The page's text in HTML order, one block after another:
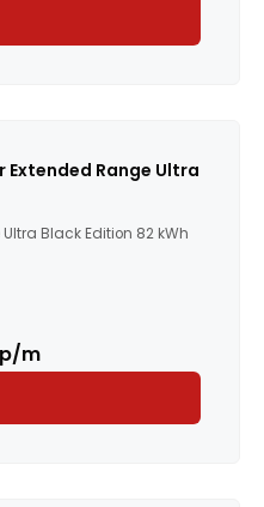
Extended Range Ultra
Black Edition 82 kWh
p/m